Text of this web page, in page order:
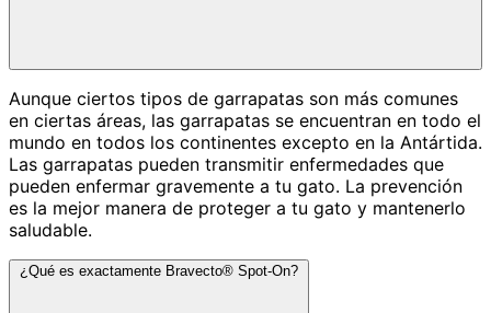
Aunque ciertos tipos de garrapatas son más comunes
en ciertas áreas, las garrapatas se encuentran en todo el
mundo en todos los continentes excepto en la Antártida.
Las garrapatas pueden transmitir enfermedades que
pueden enfermar gravemente a tu gato. La prevención
es la mejor manera de proteger a tu gato y mantenerlo
saludable.
¿Qué es exactamente Bravecto® Spot-On?